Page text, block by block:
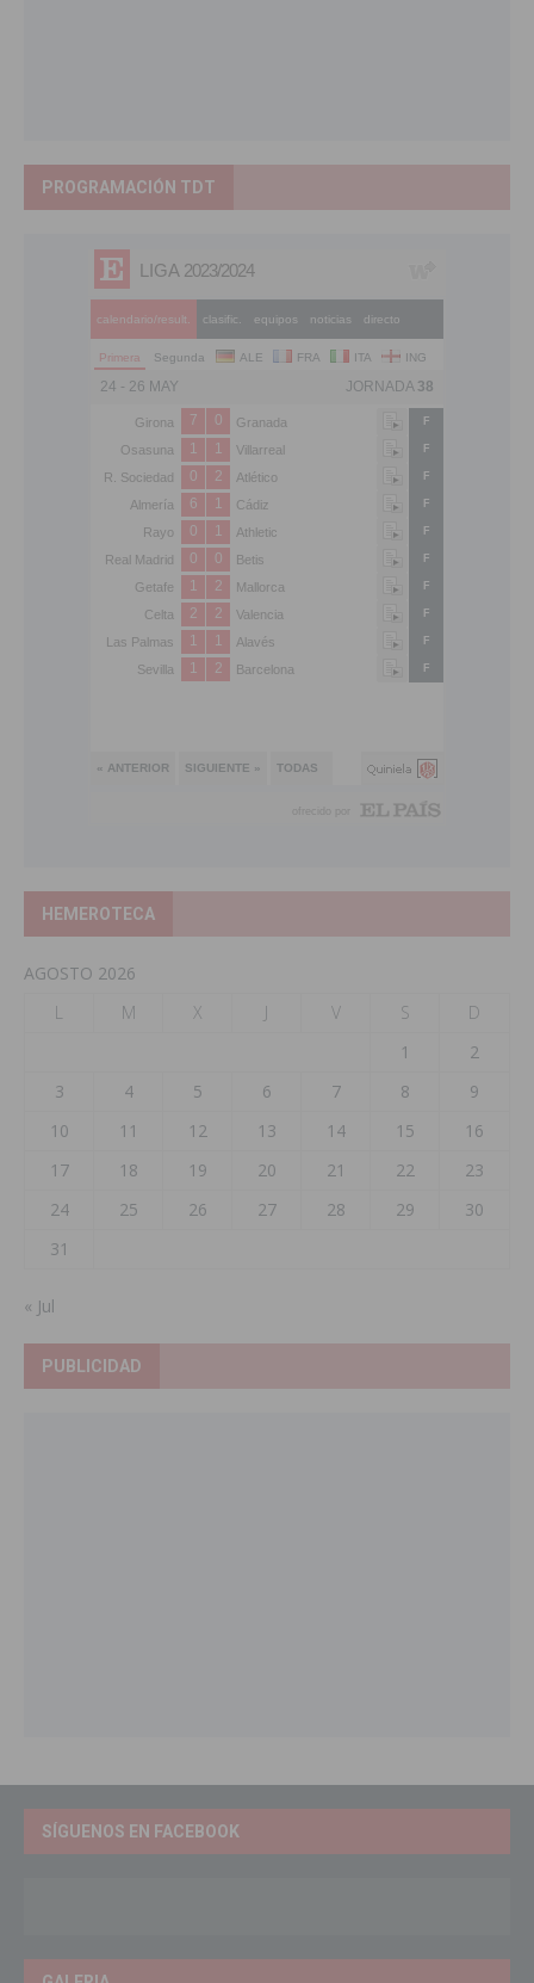
PROGRAMACIÓN TDT
HEMEROTECA
AGOSTO 2026
L
M X J V S
D
1
2
3
4 5 6 7 8
9
10
11 12 13 14 15
16
17
18 19 20 21 22
23
24
25 26 27 28 29
30
31
« Jul
PUBLICIDAD
SÍGUENOS EN FACEBOOK